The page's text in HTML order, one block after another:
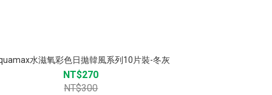
水滋氧彩色日拋韓風系列10片裝-冬灰
NT$270
NT$300